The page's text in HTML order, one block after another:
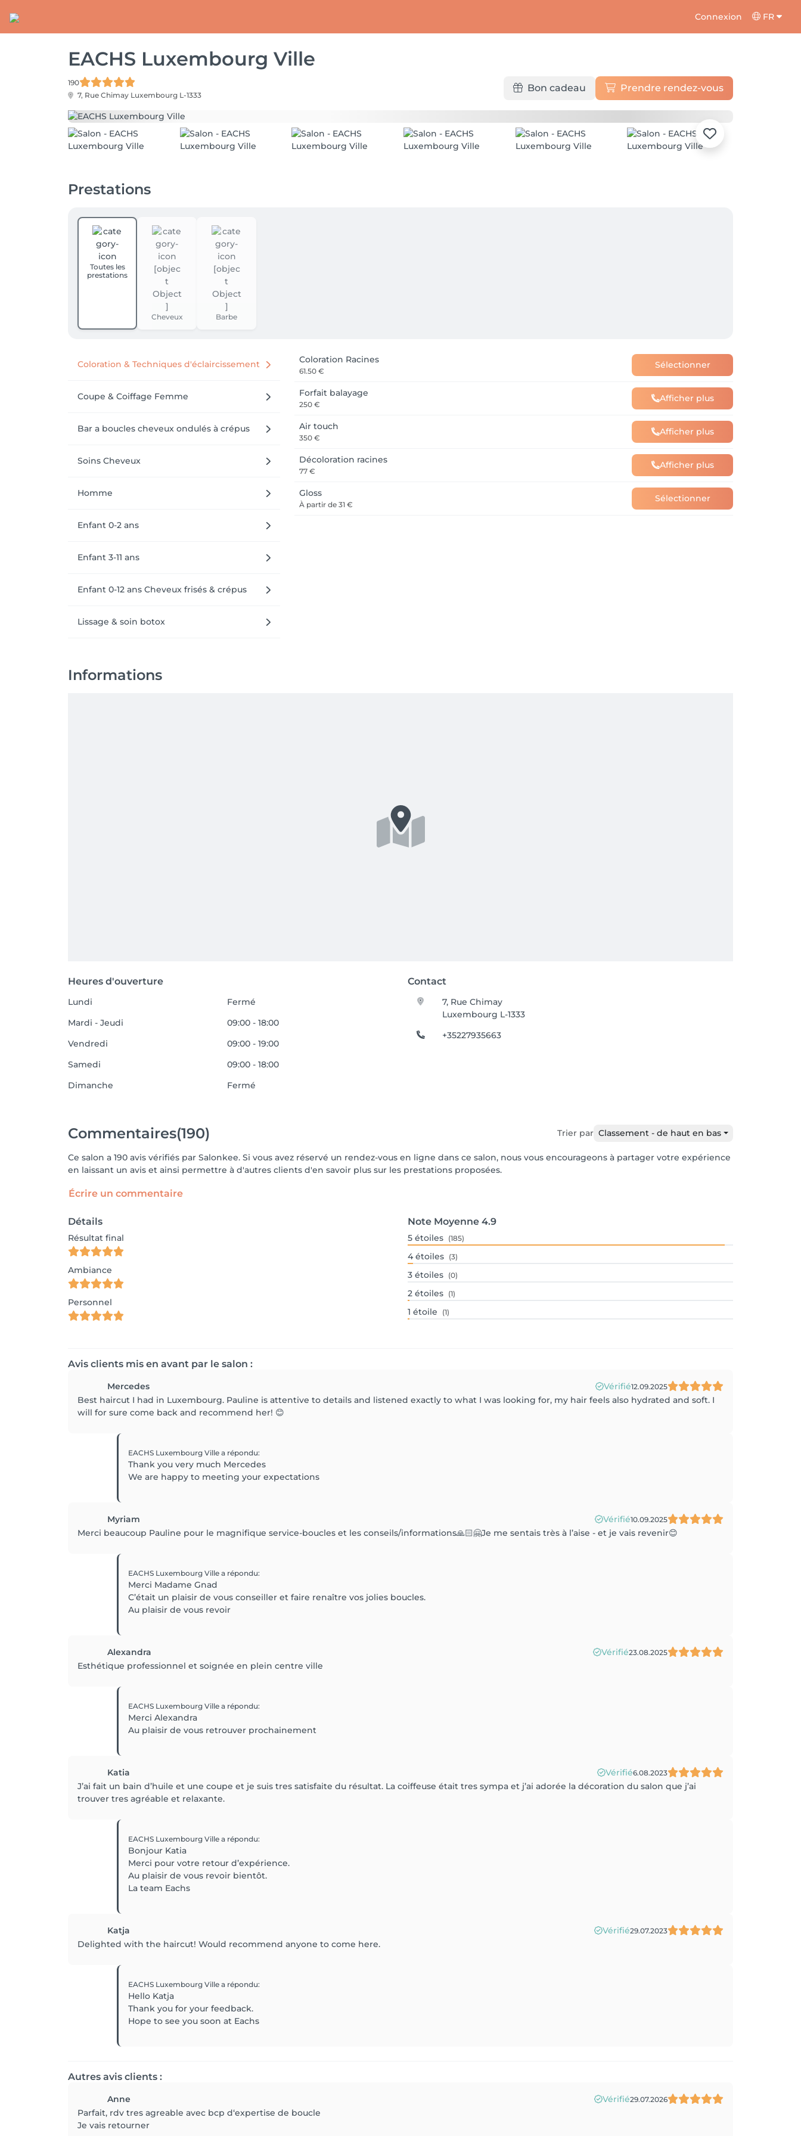
Connexion FR
EACHS Luxembourg Ville
190
7, Rue Chimay Luxembourg L-1333
Bon cadeau Prendre rendez-vous
Prestations
Toutes les
prestations
Cheveux Barbe
Coloration & Techniques d'éclaircissement
Coupe & Coiffage Femme
Bar a boucles cheveux ondulés à crépus
Soins Cheveux
Homme
Enfant 0-2 ans
Enfant 3-11 ans
Enfant 0-12 ans Cheveux frisés & crépus
Lissage & soin botox
Coloration Racines
61.50 €
Sélectionner
Forfait balayage
250 €
Afficher plus
Air touch
350 €
Afficher plus
Décoloration racines
77 €
Afficher plus
Gloss
À partir de 31 €
Sélectionner
Informations
Heures d'ouverture Contact
Lundi
Fermé
Mardi - Jeudi
09:00 - 18:00
Vendredi
09:00 - 19:00
Samedi
09:00 - 18:00
Dimanche
Fermé
7, Rue Chimay
Luxembourg L-1333
+35227935663
Commentaires(190) Trier par Classement - de haut en bas
Ce salon a 190 avis vérifiés par Salonkee. Si vous avez réservé un rendez-vous en ligne dans ce salon, nous vous encourageons à partager votre expérience
en laissant un avis et ainsi permettre à d'autres clients d'en savoir plus sur les prestations proposées.
Écrire un commentaire
Détails
Résultat final
Ambiance
Personnel
Note Moyenne 4.9
5 étoiles (185)
4 étoiles (3)
3 étoiles (0)
2 étoiles (1)
1 étoile (1)
Avis clients mis en avant par le salon :
Mercedes Vérifié12.09.2025
Best haircut I had in Luxembourg. Pauline is attentive to details and listened exactly to what I was looking for, my hair feels also hydrated and soft. I
will for sure come back and recommend her! 😊
EACHS Luxembourg Ville a répondu:
Thank you very much Mercedes
We are happy to meeting your expectations
Myriam Vérifié10.09.2025
Merci beaucoup Pauline pour le magnifique service-boucles et les conseils/informations🙏🏻🤗Je me sentais très à l’aise - et je vais revenir😊
EACHS Luxembourg Ville a répondu:
Merci Madame Gnad
C’était un plaisir de vous conseiller et faire renaître vos jolies boucles.
Au plaisir de vous revoir
Alexandra Vérifié23.08.2025
Esthétique professionnel et soignée en plein centre ville
EACHS Luxembourg Ville a répondu:
Merci Alexandra
Au plaisir de vous retrouver prochainement
Katia Vérifié6.08.2023
J’ai fait un bain d’huile et une coupe et je suis tres satisfaite du résultat. La coiffeuse était tres sympa et j’ai adorée la décoration du salon que j’ai
trouver tres agréable et relaxante.
EACHS Luxembourg Ville a répondu:
Bonjour Katia
Merci pour votre retour d’expérience.
Au plaisir de vous revoir bientôt.
La team Eachs
Katja Vérifié29.07.2023
Delighted with the haircut! Would recommend anyone to come here.
EACHS Luxembourg Ville a répondu:
Hello Katja
Thank you for your feedback.
Hope to see you soon at Eachs
Autres avis clients :
Anne Vérifié29.07.2026
Parfait, rdv tres agreable avec bcp d‘expertise de boucle
Je vais retourner